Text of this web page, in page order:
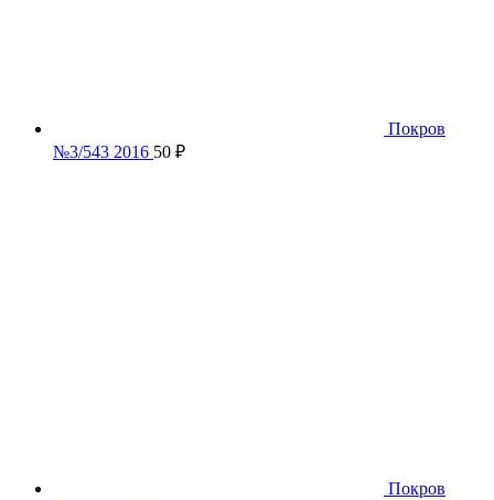
Покров
№3/543 2016 50 ₽
Покров